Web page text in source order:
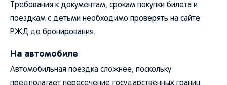
Требования к документам, срокам покупки билета и
поездкам с детьми необходимо проверять на сайте
РЖД до бронирования.
На автомобиле
Автомобильная поездка сложнее, поскольку
предполагает пересечение государственных границ.